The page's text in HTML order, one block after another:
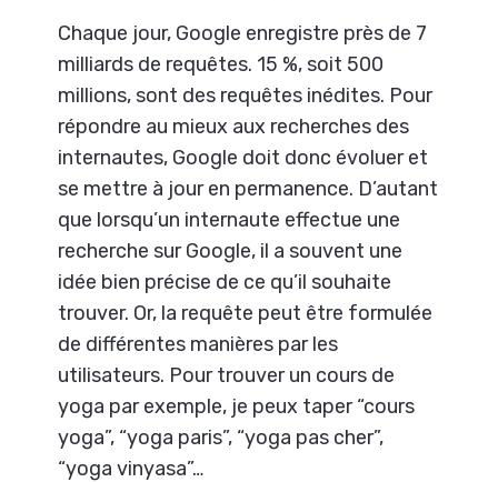
Chaque jour, Google enregistre près de 7
milliards de requêtes. 15 %, soit 500
millions, sont des requêtes inédites. Pour
répondre au mieux aux recherches des
internautes, Google doit donc évoluer et
se mettre à jour en permanence. D’autant
que lorsqu’un internaute effectue une
recherche sur Google, il a souvent une
idée bien précise de ce qu’il souhaite
trouver. Or, la requête peut être formulée
de différentes manières par les
utilisateurs. Pour trouver un cours de
yoga par exemple, je peux taper “cours
yoga”, “yoga paris”, “yoga pas cher”,
“yoga vinyasa”…